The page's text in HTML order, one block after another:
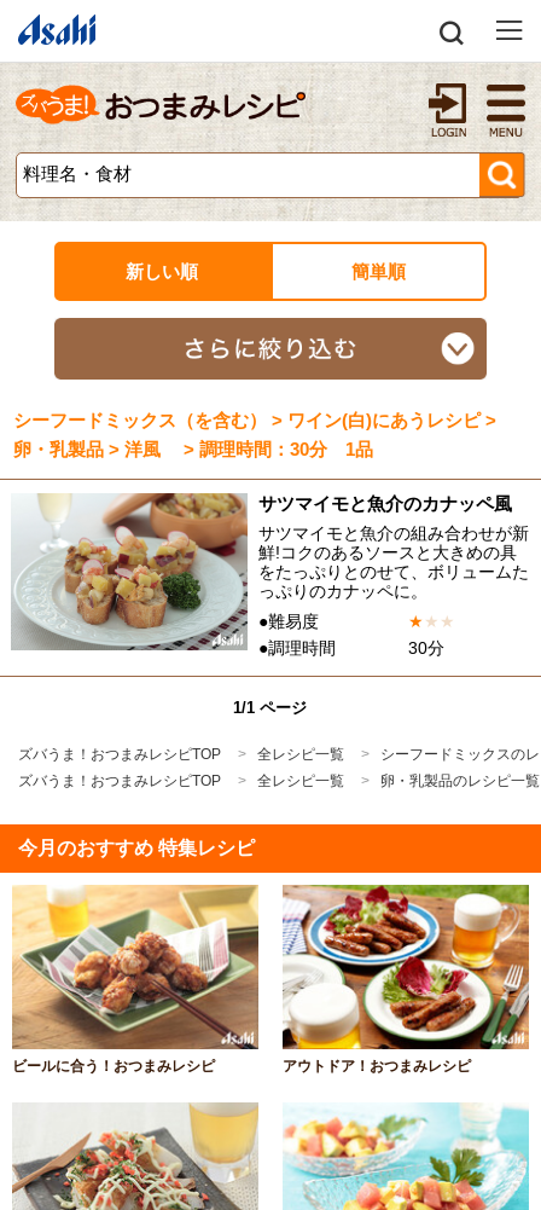
新しい順 簡単順
シーフードミックス（を含む） > ワイン(白)にあうレシピ >
卵・乳製品 > 洋風 > 調理時間：30分 1品
サツマイモと魚介のカナッペ風
サツマイモと魚介の組み合わせが新
鮮!コクのあるソースと大きめの具
をたっぷりとのせて、ボリュームた
っぷりのカナッペに。
●難易度
★★ ★
●調理時間
30分
1/1 ページ
ズバうま！おつまみレシピTOP 全レシピ一覧
シーフードミックスの
ズバうま！おつまみレシピTOP
全レシピ一覧 卵・乳製品のレシピ一覧
今月のおすすめ 特集レシピ
ビールに合う！おつまみレシピ アウトドア！おつまみレシピ